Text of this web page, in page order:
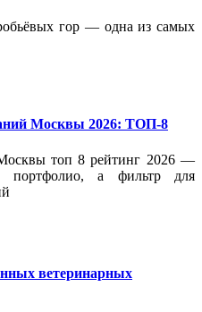
гор — одна из самых
Москвы 2026: ТОП-8
топ 8 рейтинг 2026 —
портфолио, а фильтр для
ветеринарных